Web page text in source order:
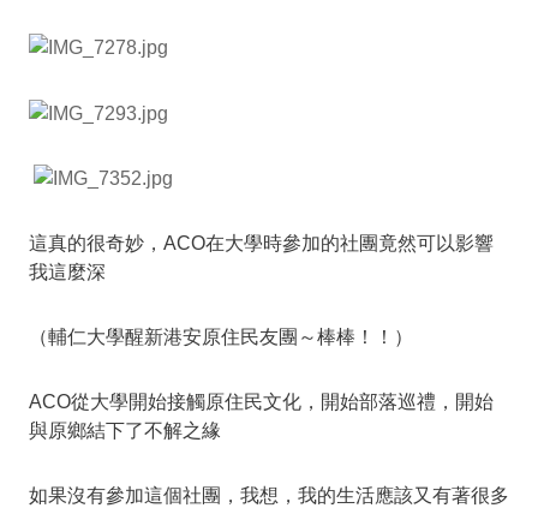
這真的很奇妙，ACO在大學時參加的社團竟然可以影響
我這麼深
（輔仁大學醒新港安原住民友團～棒棒！！）
ACO從大學開始接觸原住民文化，開始部落巡禮，開始
與原鄉結下了不解之緣
如果沒有參加這個社團，我想，我的生活應該又有著很多